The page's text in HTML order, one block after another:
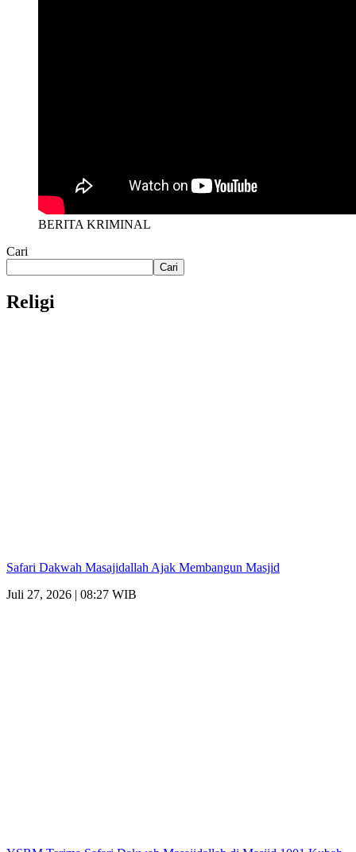
BERITA KRIMINAL
Cari
Cari
Religi
Safari Dakwah Masajidallah Ajak Membangun Masjid
Juli 27, 2026 | 08:27 WIB